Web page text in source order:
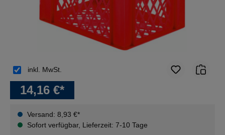
14,16 €*
Versand: 8,93 €*
Sofort verfügbar, Lieferzeit: 7-10 Tage
inkl. MwSt.